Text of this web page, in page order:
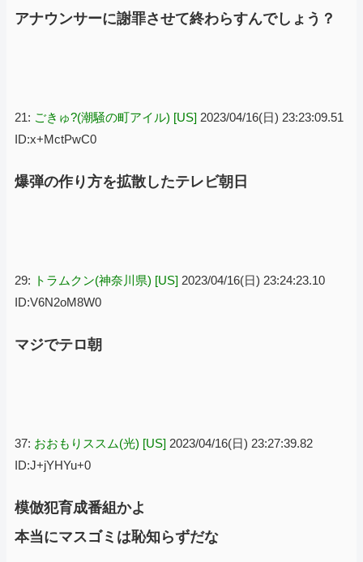
アナウンサーに謝罪させて終わらすんでしょう？
21: ごきゅ?(潮騒の町アイル) [US] 2023/04/16(日) 23:23:09.51
ID:x+MctPwC0
爆弾の作り方を拡散したテレビ朝日
29: トラムクン(神奈川県) [US] 2023/04/16(日) 23:24:23.10
ID:V6N2oM8W0
マジでテロ朝
37: おおもりススム(光) [US] 2023/04/16(日) 23:27:39.82
ID:J+jYHYu+0
模倣犯育成番組かよ
本当にマスゴミは恥知らずだな